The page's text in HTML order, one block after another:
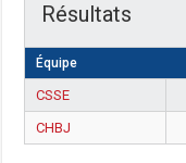
Résultats
Équipe
CSSE
CHBJ